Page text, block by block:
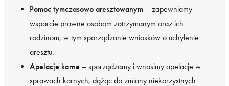
Pomoc tymczasowo aresztowanym – zapewniamy
wsparcie prawne osobom zatrzymanym oraz ich
rodzinom, w tym sporządzanie wniosków o uchylenie
aresztu.
Apelacje karne – sporządzamy i wnosimy apelacje w
sprawach karnych, dążąc do zmiany niekorzystnych